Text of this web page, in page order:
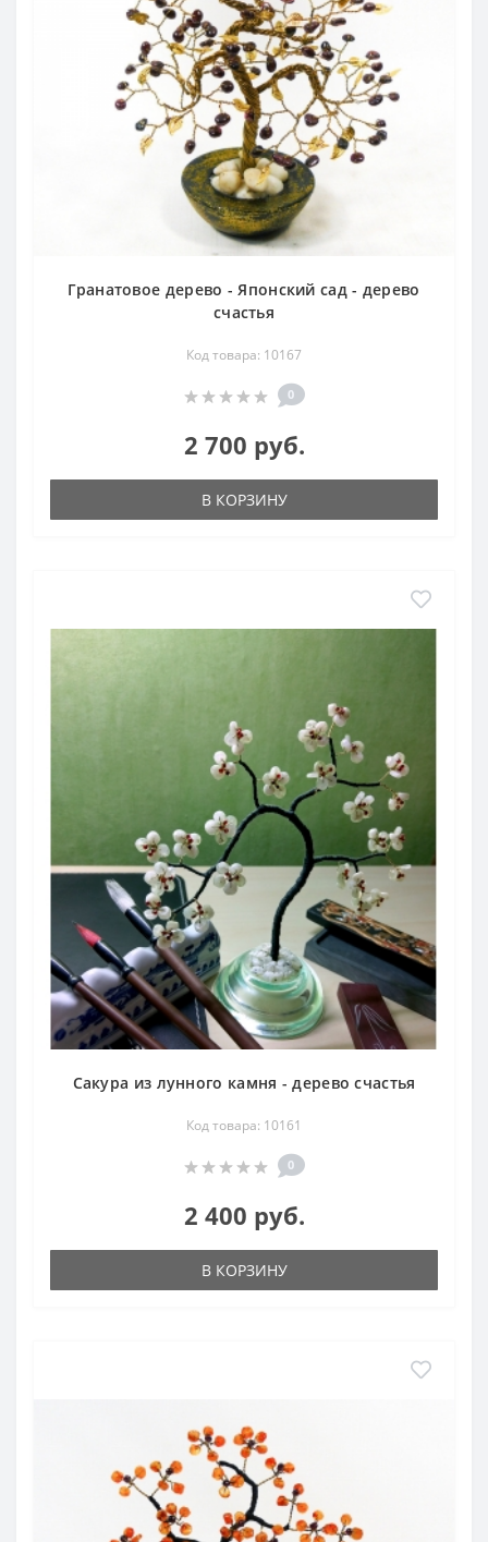
Гранатовое дерево - Японский сад - дерево
счастья
Код товара: 10167
0
2 700 руб.
В КОРЗИНУ
Сакура из лунного камня - дерево счастья
Код товара: 10161
0
2 400 руб.
В КОРЗИНУ